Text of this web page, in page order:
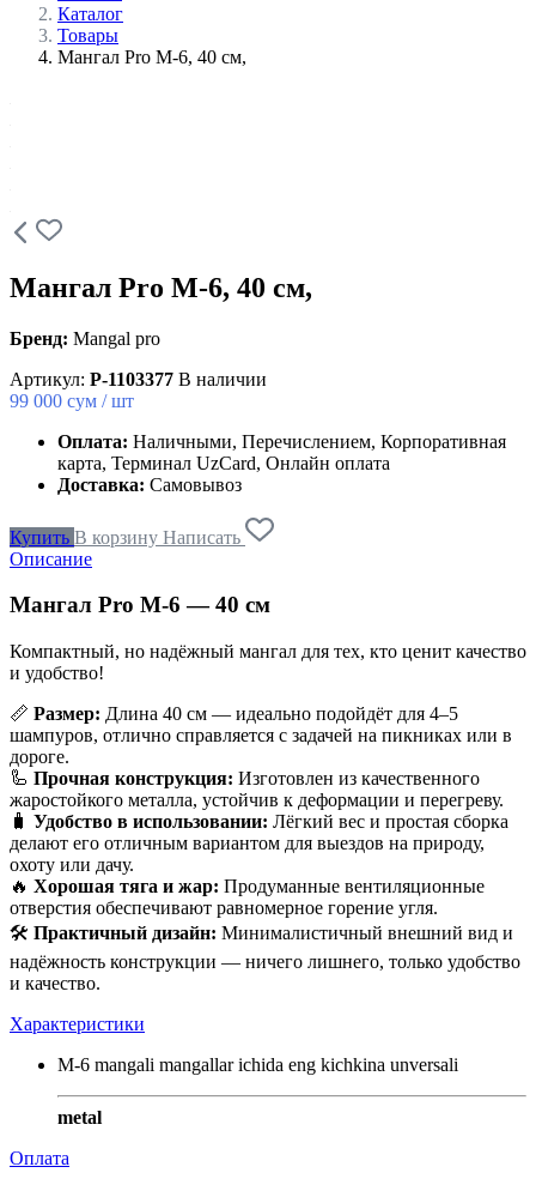
Каталог
Товары
Мангал Pro M-6, 40 см,
Мангал Pro M-6, 40 см,
Бренд: Mangal pro
Артикул: P-1103377 В наличии
99 000 сум / шт
Оплата: Наличными, Перечислением, Корпоративная
карта, Терминал UzCard, Онлайн оплата
Доставка: Самовывоз
Купить В корзину Написать
Описание
Мангал Pro M-6 — 40 см
Компактный, но надёжный мангал для тех, кто ценит качество
и удобство!
📏 Размер: Длина 40 см — идеально подойдёт для 4–5
шампуров, отлично справляется с задачей на пикниках или в
дороге.
🦾 Прочная конструкция: Изготовлен из качественного
жаростойкого металла, устойчив к деформации и перегреву.
🧳 Удобство в использовании: Лёгкий вес и простая сборка
делают его отличным вариантом для выездов на природу,
охоту или дачу.
🔥 Хорошая тяга и жар: Продуманные вентиляционные
отверстия обеспечивают равномерное горение угля.
🛠️ Практичный дизайн: Минималистичный внешний вид и
надёжность конструкции — ничего лишнего, только удобство
и качество.
Характеристики
M-6 mangali mangallar ichida eng kichkina unversali
metal
Оплата